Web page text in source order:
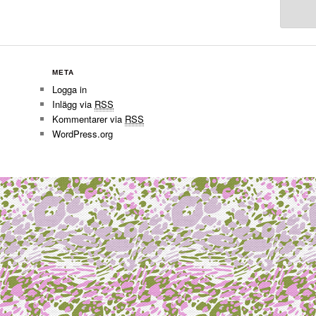
META
Logga in
Inlägg via RSS
Kommentarer via RSS
WordPress.org